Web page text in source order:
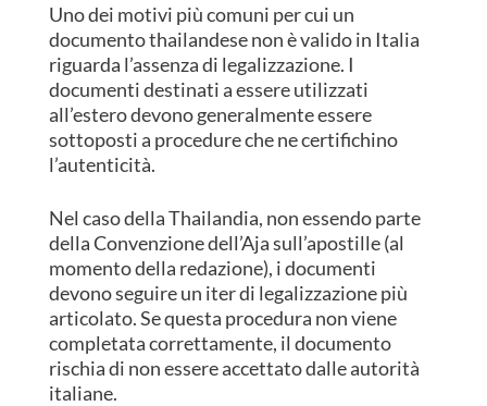
Uno dei motivi più comuni per cui un
documento thailandese non è valido in Italia
riguarda l’assenza di legalizzazione. I
documenti destinati a essere utilizzati
all’estero devono generalmente essere
sottoposti a procedure che ne certifichino
l’autenticità.
Nel caso della Thailandia, non essendo parte
della Convenzione dell’Aja sull’apostille (al
momento della redazione), i documenti
devono seguire un iter di legalizzazione più
articolato. Se questa procedura non viene
completata correttamente, il documento
rischia di non essere accettato dalle autorità
italiane.